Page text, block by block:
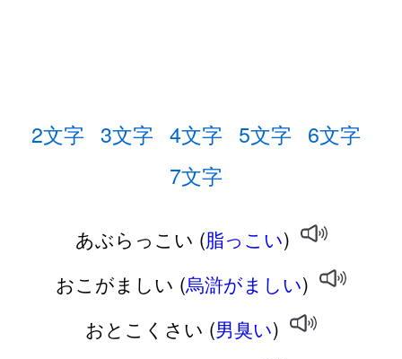
2文字 3文字 4文字 5文字 6文字
7文字
あぶらっこい (脂っこい)
おこがましい (烏滸がましい)
おとこくさい (男臭い)